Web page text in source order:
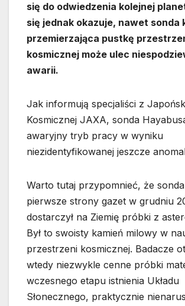
się do odwiedzenia kolejnej
się jednak okazuje, nawet sonda
przemierzająca pustkę
kosmicznej może ulec
awarii.
Jak informują specjaliści z
Kosmicznej JAXA, sonda
awaryjny tryb pracy w wyniku
niezidentyfikowanej jeszcze
Warto tutaj przypomnieć, że sonda
pierwsze strony gazet w grudniu
dostarczył na Ziemię próbki z
Był to swoisty kamień milowy w
przestrzeni kosmicznej. Badacze
wtedy niezwykle cenne próbki
wczesnego etapu istnienia Układu
Słonecznego, praktycznie